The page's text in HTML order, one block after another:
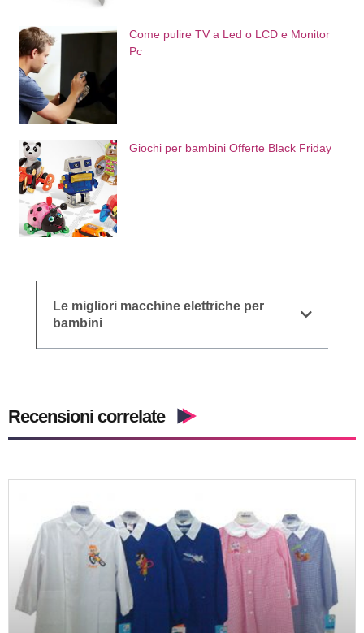
Come pulire TV a Led o LCD e Monitor
Pc
Giochi per bambini Offerte Black Friday
Le migliori macchine elettriche per
bambini
Recensioni correlate